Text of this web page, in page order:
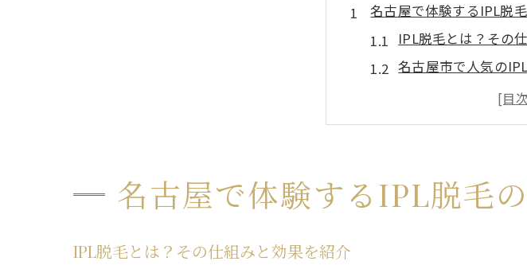
名古屋で体験するIPL脱
IPL脱毛とは？その
名古屋市で人気の
IPL脱毛の効果は？
他の脱毛方法と比
名古屋市でIPL脱毛
脱毛初心者必見名古屋
名古屋で体験するIPL脱毛
IPL脱毛とは？その仕組みと効果を紹介